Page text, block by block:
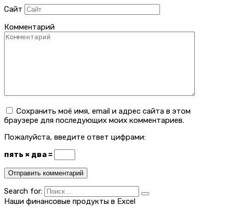
Сайт
Комментарий
Сохранить моё имя, email и адрес сайта в этом
браузере для последующих моих комментариев.
Пожалуйста, введите ответ цифрами:
пять × два =
Search for:
Наши финансовые продукты в Excel